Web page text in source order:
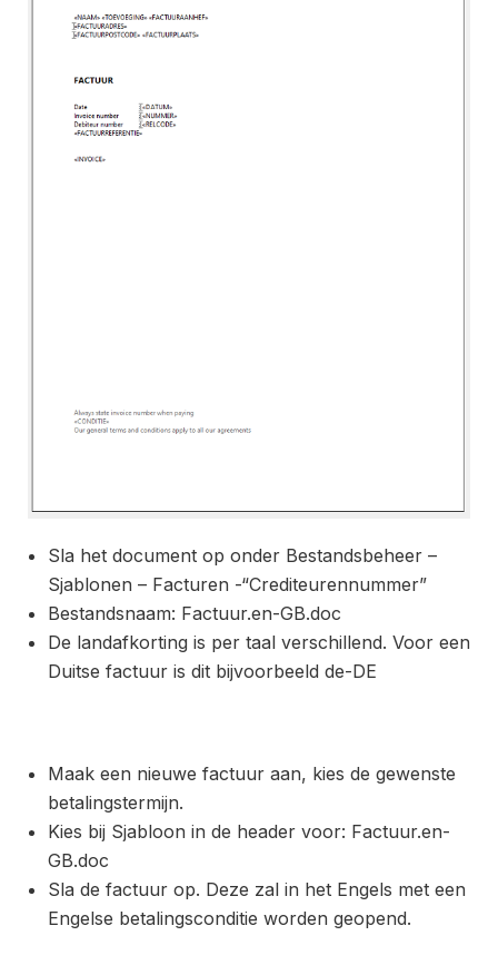
Sla het document op onder Bestandsbeheer –
Sjablonen – Facturen -“Crediteurennummer”
Bestandsnaam: Factuur.en-GB.doc
De landafkorting is per taal verschillend. Voor een
Duitse factuur is dit bijvoorbeeld de-DE
Maak een nieuwe factuur aan, kies de gewenste
betalingstermijn.
Kies bij Sjabloon in de header voor: Factuur.en-
GB.doc
Sla de factuur op. Deze zal in het Engels met een
Engelse betalingsconditie worden geopend.